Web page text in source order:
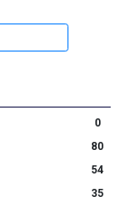
0
80
54
35